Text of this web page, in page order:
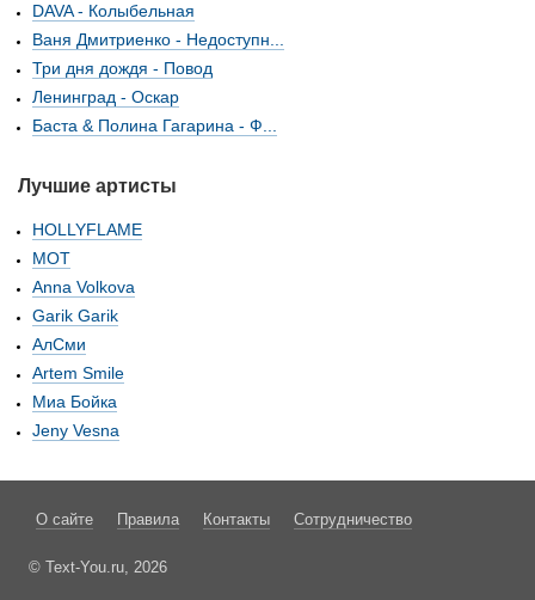
DAVA - Колыбельная
Ваня Дмитриенко - Недоступн...
Три дня дождя - Повод
Ленинград - Оскар
Баста & Полина Гагарина - Ф...
Лучшие артисты
HOLLYFLAME
МОТ
Anna Volkova
Garik Garik
АлСми
Artem Smile
Миа Бойка
Jeny Vesna
О сайте Правила Контакты Сотрудничество
© Text-You.ru, 2026